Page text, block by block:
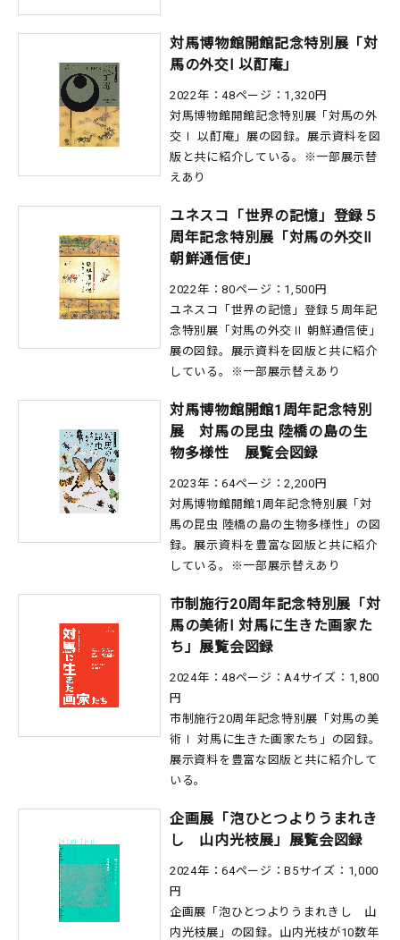
対馬博物館開館記念特別展「対
馬の外交Ⅰ 以酊庵」
2022年：48ページ：1,320円
対馬博物館開館記念特別展「対馬の外
交Ⅰ 以酊庵」展の図録。展示資料を図
版と共に紹介している。※一部展示替
えあり
ユネスコ「世界の記憶」登録５
周年記念特別展「対馬の外交Ⅱ
朝鮮通信使」
2022年：80ページ：1,500円
ユネスコ「世界の記憶」登録５周年記
念特別展「対馬の外交Ⅱ 朝鮮通信使」
展の図録。展示資料を図版と共に紹介
している。※一部展示替えあり
対馬博物館開館1周年記念特別
展 対馬の昆虫 陸橋の島の生
物多様性 展覧会図録
2023年：64ページ：2,200円
対馬博物館開館1周年記念特別展「対
馬の昆虫 陸橋の島の生物多様性」の図
録。展示資料を豊富な図版と共に紹介
している。※一部展示替えあり
市制施行20周年記念特別展「対
馬の美術Ⅰ 対馬に生きた画家た
ち」展覧会図録
2024年：48ページ：A4サイズ：1,800
円
市制施行20周年記念特別展「対馬の美
術Ⅰ 対馬に生きた画家たち」の図録。
展示資料を豊富な図版と共に紹介して
いる。
企画展「泡ひとつよりうまれき
し 山内光枝展」展覧会図録
2024年：64ページ：B5サイズ：1,000
円
企画展「泡ひとつよりうまれきし 山
内光枝展」の図録。山内光枝が10数年